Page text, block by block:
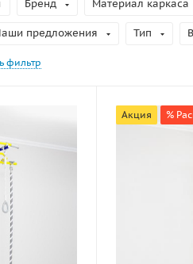
Бренд Материал каркаса
предложения Тип
фильтр
Акция %